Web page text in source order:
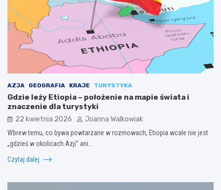
AZJA GEOGRAFIA KRAJE TURYSTYKA
Gdzie leży Etiopia – położenie na mapie świata i
znaczenie dla turystyki
22 kwietnia 2026 Joanna Walkowiak
Wbrew temu, co bywa powtarzane w rozmowach, Etiopia wcale nie jest
„gdzieś w okolicach Azji” ani…
Czytaj dalej